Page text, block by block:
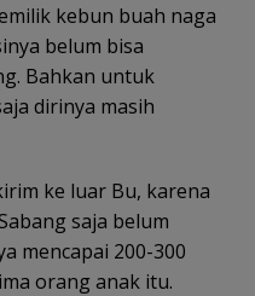
kebun buah naga
belum bisa
Bahkan untuk
dirinya masih
ke luar Bu, karena
saja belum
mencapai 200-300
orang anak itu.